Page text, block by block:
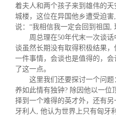
着夫人和两个孩子来到雄伟的天
城楼，这位在异国他乡遭受迫
说：“我相信我一定会回到祖国,
周总理在50年代末一次谈
谈虽然长期没有取得积极结果
一件事情，会谈也是值得的，
了这一点。
这里我们还要探讨一个问
养如此情有独钟? 除因他以一位
择到一个难得的英才外，还有
牙利人, 他认为世界上只有匈牙